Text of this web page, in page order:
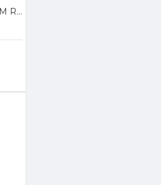
Destec COM-U12RM Regulator Gas dengan Meteran